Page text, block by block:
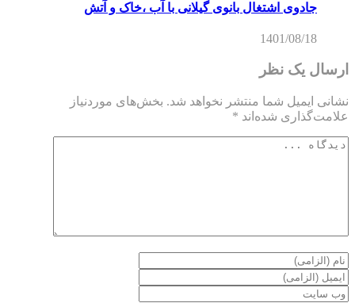
جادوی اشتغال بانوی گیلانی با آب ،خاک و آتش
1401/08/18
ارسال یک نظر
نشانی ایمیل شما منتشر نخواهد شد. بخش‌های موردنیاز
علامت‌گذاری شده‌اند *